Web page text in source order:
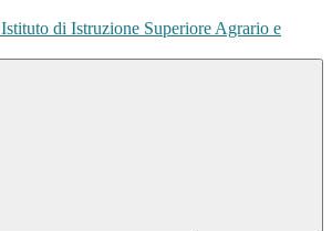
Istituto di Istruzione Superiore Agrario e